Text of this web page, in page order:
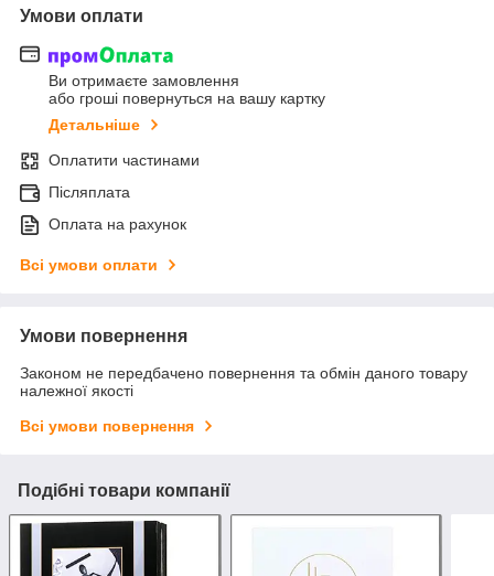
Умови оплати
Ви отримаєте замовлення
або гроші повернуться на вашу картку
Детальніше
Оплатити частинами
Післяплата
Оплата на рахунок
Всі умови оплати
Умови повернення
Законом не передбачено повернення та обмін даного товару
належної якості
Всі умови повернення
Подібні товари компанії